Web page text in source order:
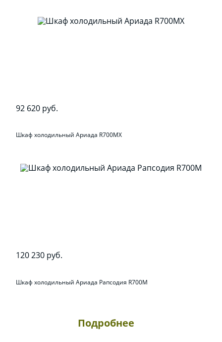
Подробнее
92 620 руб.
Шкаф холодильный Ариада R700MX
120 230 руб.
Шкаф холодильный Ариада Рапсодия R700M